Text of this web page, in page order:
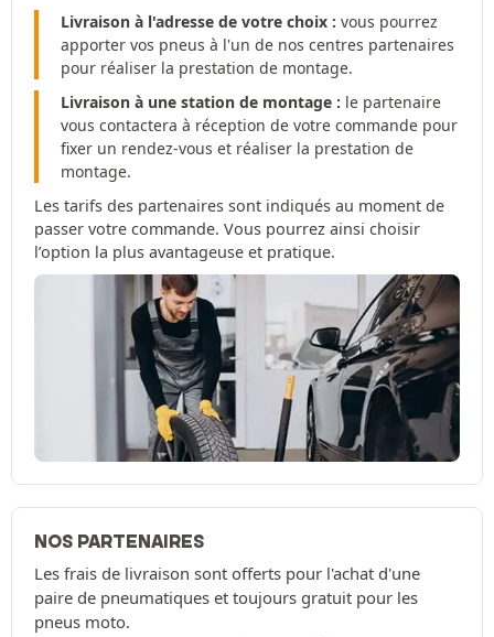
Livraison à l'adresse de votre choix : vous pourrez
apporter vos pneus à l'un de nos centres partenaires
pour réaliser la prestation de montage.
Livraison à une station de montage : le partenaire
vous contactera à réception de votre commande pour
fixer un rendez-vous et réaliser la prestation de
montage.
Les tarifs des partenaires sont indiqués au moment de
passer votre commande. Vous pourrez ainsi choisir
l’option la plus avantageuse et pratique.
NOS PARTENAIRES
Les frais de livraison sont offerts pour l'achat d'une
paire de pneumatiques et toujours gratuit pour les
pneus moto.